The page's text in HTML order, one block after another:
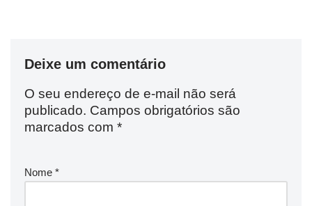
Deixe um comentário
O seu endereço de e-mail não será
publicado. Campos obrigatórios são
marcados com *
Nome *